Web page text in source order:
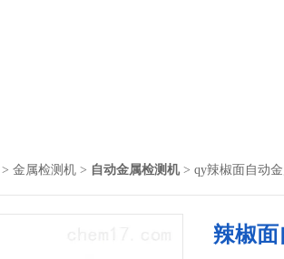
> 金属检测机 > 自动金属检测机> qy辣椒面自动
辣椒面